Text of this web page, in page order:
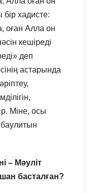
хадисте:
оған Алла он
кешіреді
деп
астарында
Міне, осы
баулитын
– Мәуліт
басталған?